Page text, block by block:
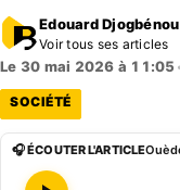
Edouard Djogbénou
Voir tous ses articles
Le 30 mai 2026 à 11:05 •
SOCIÉTÉ
🎧 ÉCOUTER L'ARTICLE